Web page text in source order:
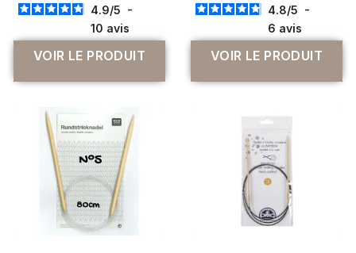
4.9/5 -
10 avis
VOIR LE PRODUIT
4.8/5 -
6 avis
VOIR LE PRODUIT